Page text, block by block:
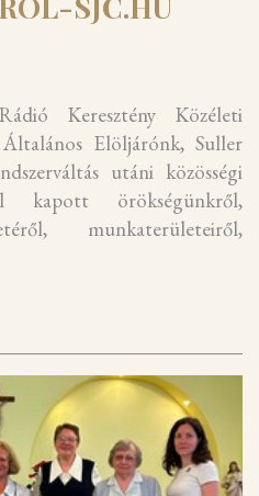
Keresztény Közéleti
Általános Elöljárónk, Suller
utáni közösségi
örökségünkről,
munkaterületeiről,